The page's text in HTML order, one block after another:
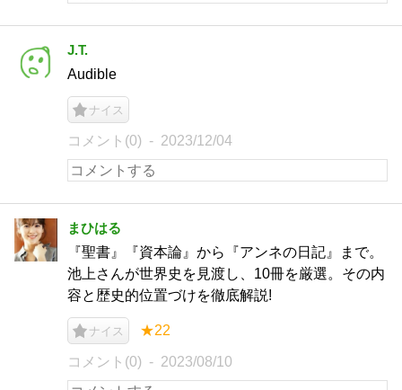
J.T.
Audible
ナイス
コメント(0) 2023/12/04
まひはる
『聖書』『資本論』から『アンネの日記』まで。
池上さんが世界史を見渡し、10冊を厳選。その内
容と歴史的位置づけを徹底解説!
ナイス ★22
コメント(0) 2023/08/10